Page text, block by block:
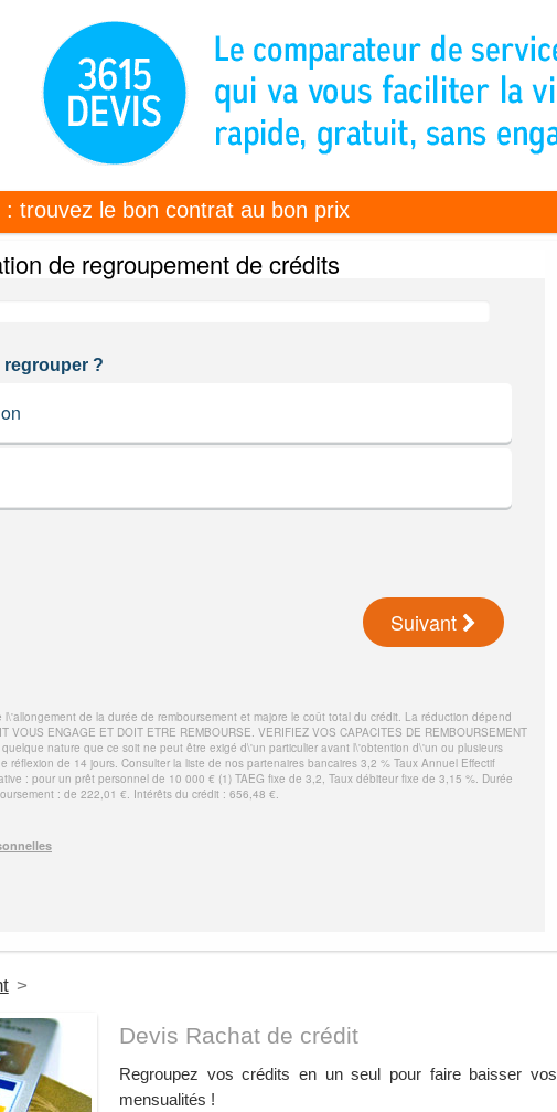
trouvez le bon contrat au bon prix
>
Devis Rachat de crédit
Regroupez vos crédits en un seul pour faire baisser vos
mensualités !